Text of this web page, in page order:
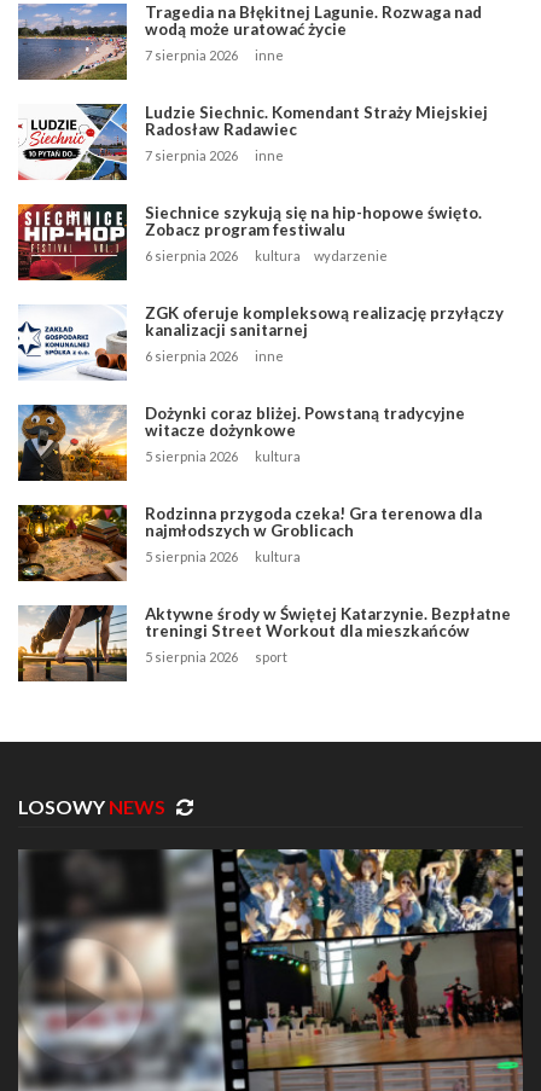
Tragedia na Błękitnej Lagunie. Rozwaga nad
wodą może uratować życie
7 sierpnia 2026 inne
Ludzie Siechnic. Komendant Straży Miejskiej
Radosław Radawiec
7 sierpnia 2026 inne
Siechnice szykują się na hip-hopowe święto.
Zobacz program festiwalu
6 sierpnia 2026 kultura wydarzenie
ZGK oferuje kompleksową realizację przyłączy
kanalizacji sanitarnej
6 sierpnia 2026 inne
Dożynki coraz bliżej. Powstaną tradycyjne
witacze dożynkowe
5 sierpnia 2026 kultura
Rodzinna przygoda czeka! Gra terenowa dla
najmłodszych w Groblicach
5 sierpnia 2026 kultura
Aktywne środy w Świętej Katarzynie. Bezpłatne
treningi Street Workout dla mieszkańców
5 sierpnia 2026 sport
LOSOWY NEWS